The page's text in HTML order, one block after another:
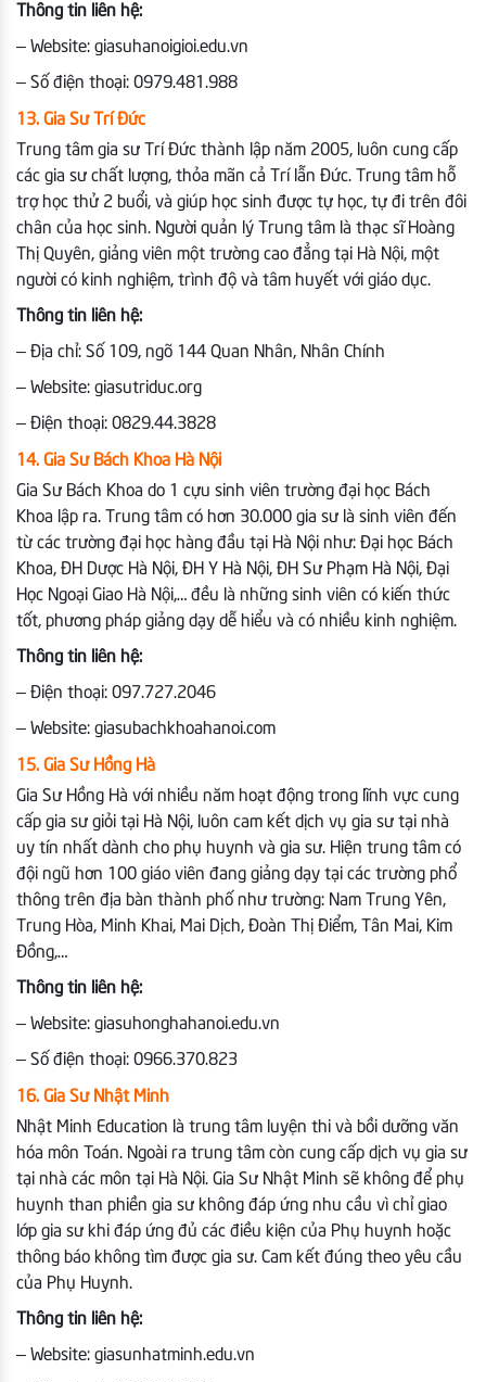
Thông tin liên hệ:
– Website: giasuhanoigioi.edu.vn
– Số điện thoại: 0979.481.988
13. Gia Sư Trí Đức
Trung tâm gia sư Trí Đức thành lập năm 2005, luôn cung cấp
các gia sư chất lượng, thỏa mãn cả Trí lẫn Đức. Trung tâm hỗ
trợ học thử 2 buổi, và giúp học sinh được tự học, tự đi trên đôi
chân của học sinh. Người quản lý Trung tâm là thạc sĩ Hoàng
Thị Quyên, giảng viên một trường cao đẳng tại Hà Nội, một
người có kinh nghiệm, trình độ và tâm huyết với giáo dục.
Thông tin liên hệ:
– Địa chỉ: Số 109, ngõ 144 Quan Nhân, Nhân Chính
– Website: giasutriduc.org
– Điện thoại: 0829.44.3828
14. Gia Sư Bách Khoa Hà Nội
Gia Sư Bách Khoa do 1 cựu sinh viên trường đại học Bách
Khoa lập ra. Trung tâm có hơn 30.000 gia sư là sinh viên đến
từ các trường đại học hàng đầu tại Hà Nội như: Đại học Bách
Khoa, ĐH Dược Hà Nội, ĐH Y Hà Nội, ĐH Sư Phạm Hà Nội, Đại
Học Ngoại Giao Hà Nội,… đều là những sinh viên có kiến thức
tốt, phương pháp giảng dạy dễ hiểu và có nhiều kinh nghiệm.
Thông tin liên hệ:
– Điện thoại: 097.727.2046
– Website: giasubachkhoahanoi.com
15. Gia Sư Hồng Hà
Gia Sư Hồng Hà với nhiều năm hoạt động trong lĩnh vực cung
cấp gia sư giỏi tại Hà Nội, luôn cam kết dịch vụ gia sư tại nhà
uy tín nhất dành cho phụ huynh và gia sư. Hiện trung tâm có
đội ngũ hơn 100 giáo viên đang giảng dạy tại các trường phổ
thông trên địa bàn thành phố như trường: Nam Trung Yên,
Trung Hòa, Minh Khai, Mai Dịch, Đoàn Thị Điểm, Tân Mai, Kim
Đồng,…
Thông tin liên hệ:
– Website: giasuhonghahanoi.edu.vn
– Số điện thoại: 0966.370.823
16. Gia Sư Nhật Minh
Nhật Minh Education là trung tâm luyện thi và bồi dưỡng văn
hóa môn Toán. Ngoài ra trung tâm còn cung cấp dịch vụ gia sư
tại nhà các môn tại Hà Nội. Gia Sư Nhật Minh sẽ không để phụ
huynh than phiền gia sư không đáp ứng nhu cầu vì chỉ giao
lớp gia sư khi đáp ứng đủ các điều kiện của Phụ huynh hoặc
thông báo không tìm được gia sư. Cam kết đúng theo yêu cầu
của Phụ Huynh.
Thông tin liên hệ:
– Website: giasunhatminh.edu.vn